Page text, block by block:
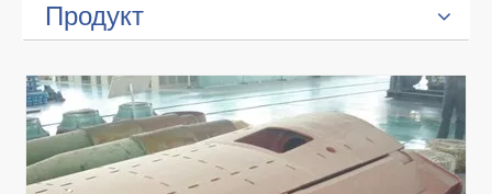
Продукт